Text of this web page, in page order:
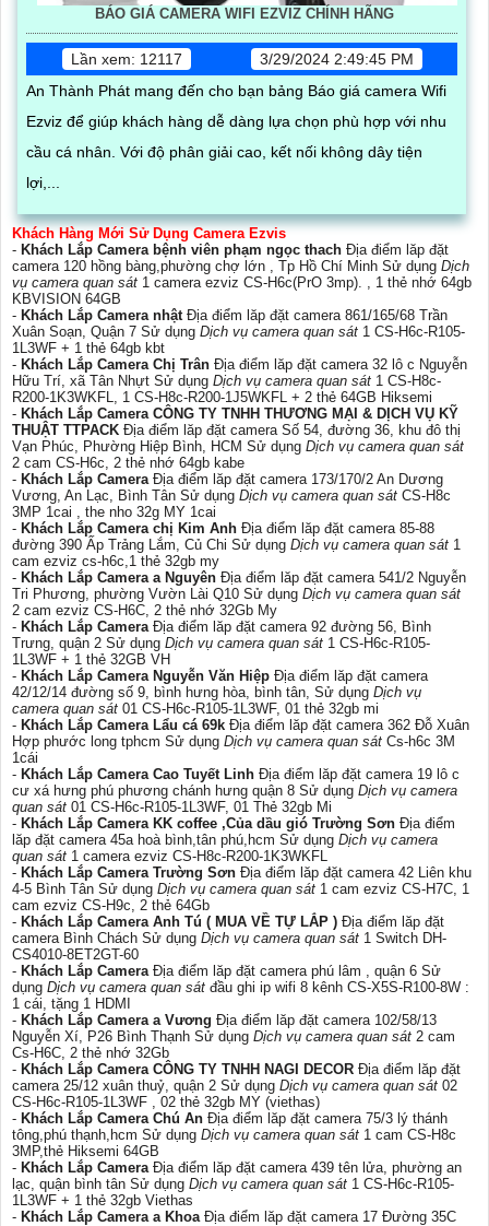
BÁO GIÁ CAMERA WIFI EZVIZ CHÍNH HÃNG
Lần xem: 12117
3/29/2024 2:49:45 PM
An Thành Phát mang đến cho bạn bảng Báo giá camera Wifi
Ezviz để giúp khách hàng dễ dàng lựa chọn phù hợp với nhu
cầu cá nhân. Với độ phân giải cao, kết nối không dây tiện
lợi,...
Khách Hàng Mới Sử Dụng Camera Ezvis
- Khách Lắp Camera bệnh viên phạm ngọc thach Địa điểm lăp đặt
camera 120 hồng bàng,phường chợ lớn , Tp Hồ Chí Minh Sử dụng Dịch
vụ camera quan sát 1 camera ezviz CS-H6c(PrO 3mp). , 1 thẻ nhớ 64gb
KBVISION 64GB
- Khách Lắp Camera nhậtĐịa điểm lăp đặt camera 861/165/68 Trần
Xuân Soạn, Quận 7 Sử dụng Dịch vụ camera quan sát 1 CS-H6c-R105-
1L3WF + 1 thẻ 64gb kbt
- Khách Lắp Camera Chị Trân Địa điểm lăp đặt camera 32 lô c Nguyễn
Hữu Trí, xã Tân Nhựt Sử dụng Dịch vụ camera quan sát 1 CS-H8c-
R200-1K3WKFL, 1 CS-H8c-R200-1J5WKFL + 2 thẻ 64GB Hiksemi
- Khách Lắp Camera CÔNG TY TNHH THƯƠNG MẠI & DỊCH VỤ KỸ
THUẬT TTPACK Địa điểm lăp đặt camera Số 54, đường 36, khu đô thị
Vạn Phúc, Phường Hiệp Bình, HCM Sử dụng Dịch vụ camera quan sát
2 cam CS-H6c, 2 thẻ nhớ 64gb kabe
- Khách Lắp Camera Địa điểm lăp đặt camera 173/170/2 An Dương
Vương, An Lạc, Bình Tân Sử dụng Dịch vụ camera quan sát CS-H8c
3MP 1cai , the nho 32g MY 1cai
- Khách Lắp Camera chị Kim Anh Địa điểm lăp đặt camera 85-88
đường 390 Ấp Trảng Lắm, Củ Chi Sử dụng Dịch vụ camera quan sát 1
cam ezviz cs-h6c,1 thẻ 32gb my
- Khách Lắp Camera a Nguyên Địa điểm lăp đặt camera 541/2 Nguyễn
Tri Phương, phường Vườn Lài Q10 Sử dụng Dịch vụ camera quan sát
2 cam ezviz CS-H6C, 2 thẻ nhớ 32Gb My
- Khách Lắp Camera Địa điểm lăp đặt camera 92 đường 56, Bình
Trưng, quận 2 Sử dụng Dịch vụ camera quan sát 1 CS-H6c-R105-
1L3WF + 1 thẻ 32GB VH
- Khách Lắp Camera Nguyễn Văn Hiệp Địa điểm lăp đặt camera
42/12/14 đường số 9, bình hưng hòa, bình tân, Sử dụng Dịch vụ
camera quan sát 01 CS-H6c-R105-1L3WF, 01 thẻ 32gb mi
- Khách Lắp Camera Lẩu cá 69k Địa điểm lăp đặt camera 362 Đỗ Xuân
Hợp phước long tphcm Sử dụng Dịch vụ camera quan sát Cs-h6c 3M
1cái
- Khách Lắp Camera Cao Tuyết Linh Địa điểm lăp đặt camera 19 lô c
cư xá hưng phú phương chánh hưng quận 8 Sử dụng Dịch vụ camera
quan sát 01 CS-H6c-R105-1L3WF, 01 Thẻ 32gb Mi
- Khách Lắp Camera KK coffee ,Của dầu gió Trường Sơn Địa điểm
lăp đặt camera 45a hoà bình,tân phú,hcm Sử dụng Dịch vụ camera
quan sát 1 camera ezviz CS-H8c-R200-1K3WKFL
- Khách Lắp Camera Trường Sơn Địa điểm lăp đặt camera 42 Liên khu
4-5 Bình Tân Sử dụng Dịch vụ camera quan sát 1 cam ezviz CS-H7C, 1
cam ezviz CS-H9c, 2 thẻ 64Gb
- Khách Lắp Camera Anh Tú ( MUA VỀ TỰ LẮP ) Địa điểm lăp đặt
camera Bình Chách Sử dụng Dịch vụ camera quan sát 1 Switch DH-
CS4010-8ET2GT-60
- Khách Lắp Camera Địa điểm lăp đặt camera phú lâm , quận 6 Sử
dụng Dịch vụ camera quan sát đầu ghi ip wifi 8 kênh CS-X5S-R100-8W :
1 cái, tặng 1 HDMI
- Khách Lắp Camera a Vương Địa điểm lăp đặt camera 102/58/13
Nguyễn Xí, P26 Bình Thạnh Sử dụng Dịch vụ camera quan sát 2 cam
Cs-H6C, 2 thẻ nhớ 32Gb
- Khách Lắp Camera CÔNG TY TNHH NAGI DECOR Địa điểm lăp đặt
camera 25/12 xuân thuỷ, quận 2 Sử dụng Dịch vụ camera quan sát 02
CS-H6c-R105-1L3WF , 02 thẻ 32gb MY (viethas)
- Khách Lắp Camera Chú An Địa điểm lăp đặt camera 75/3 lý thánh
tông,phú thạnh,hcm Sử dụng Dịch vụ camera quan sát 1 cam CS-H8c
3MP,thẻ Hiksemi 64GB
- Khách Lắp Camera Địa điểm lăp đặt camera 439 tên lửa, phường an
lạc, quận bình tân Sử dụng Dịch vụ camera quan sát 1 CS-H6c-R105-
1L3WF + 1 thẻ 32gb Viethas
- Khách Lắp Camera a KhoaĐịa điểm lăp đặt camera 17 Đường 35C